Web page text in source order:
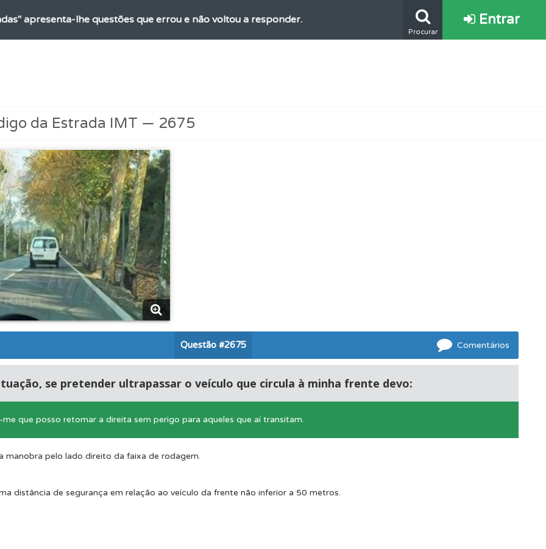
apresenta-lhe questões que errou e não voltou a responder.
código da estrada na nossa biblioteca.
apresenta-lhe as questões mais falhadas na plataforma.
explicações das questões para esclarecimentos adicionais.
para não perder as suas estatísticas.
aqui todas as questões que usamos na plataforma.
para poder partilhar o seu perfil com os seus amigos.
que usamos estão atualizadas e são as mesmas do exame oficial.
para ter acesso às suas estatísticas em qualquer equipamento.
Procurar
Entrar
da Estrada IMT — 2675
Comentários
Questão #2675
se pretender ultrapassar o veículo que circula à minha frente devo:
que posso retomar a direita sem perigo para aqueles que aí transitam.
manobra pelo lado direito da faixa de rodagem.
distância de segurança em relação ao veículo da frente não inferior a 50 metros.